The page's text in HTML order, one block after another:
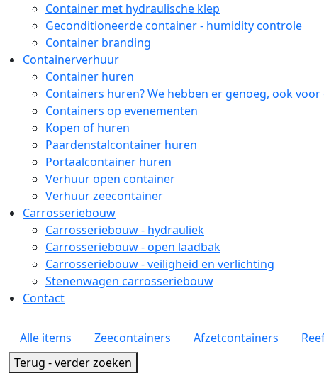
Container met hydraulische klep
Geconditioneerde container - humidity controle
Container branding
Containerverhuur
Container huren
Containers huren? We hebben er genoeg, ook
Containers op evenementen
Kopen of huren
Paardenstalcontainer huren
Portaalcontainer huren
Verhuur open container
Verhuur zeecontainer
Carrosseriebouw
Carrosseriebouw - hydrauliek
Carrosseriebouw - open laadbak
Carrosseriebouw - veiligheid en verlichting
Stenenwagen carrosseriebouw
Contact
Zoekpagina menu
Alle items Zeecontainers Afzetcontainers
Terug - verder zoeken